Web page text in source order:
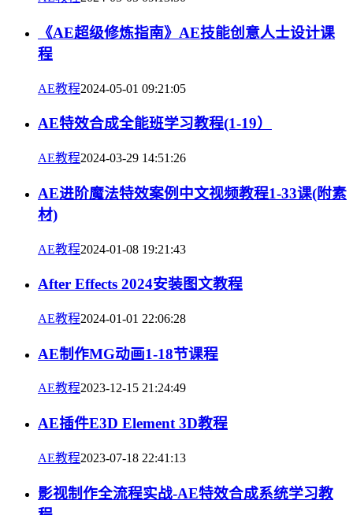
《AE超级修炼指南》AE技能创意人士设计课
程
AE教程2024-05-01 09:21:05
AE特效合成全能班学习教程(1-19）
AE教程2024-03-29 14:51:26
AE进阶魔法特效案例中文视频教程1-33课(附素
材)
AE教程2024-01-08 19:21:43
After Effects 2024安装图文教程
AE教程2024-01-01 22:06:28
AE制作MG动画1-18节课程
AE教程2023-12-15 21:24:49
AE插件E3D Element 3D教程
AE教程2023-07-18 22:41:13
影视制作全流程实战-AE特效合成系统学习教